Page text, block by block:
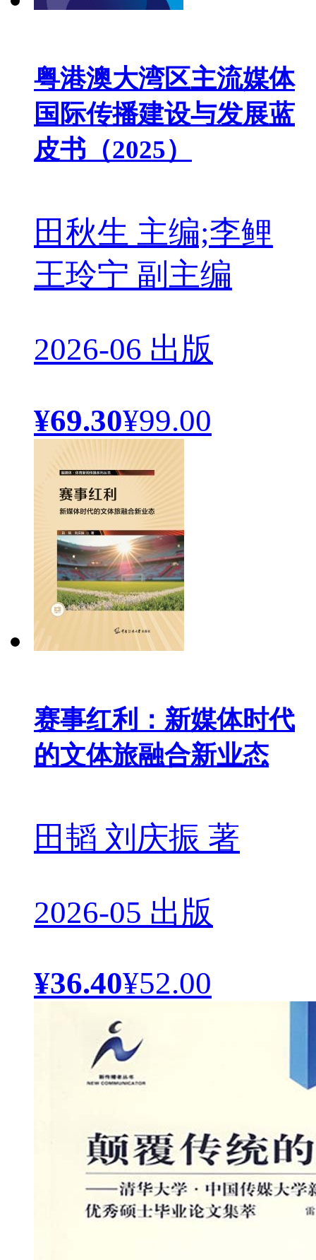
粤港澳大湾区主流媒体
国际传播建设与发展蓝
皮书（2025）
田秋生 主编;李鲤
王玲宁 副主编
2026-06 出版
¥69.30¥99.00
赛事红利：新媒体时代
的文体旅融合新业态
田韬 刘庆振 著
2026-05 出版
¥36.40¥52.00